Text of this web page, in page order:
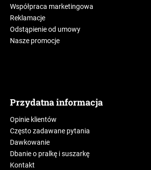
Współpraca marketingowa
Reklamacje
Odstąpienie od umowy
Nasze promocje
Przydatna informacja
Opinie klientów
Często zadawane pytania
Dawkowanie
Dbanie o pralkę i suszarkę
Kontakt